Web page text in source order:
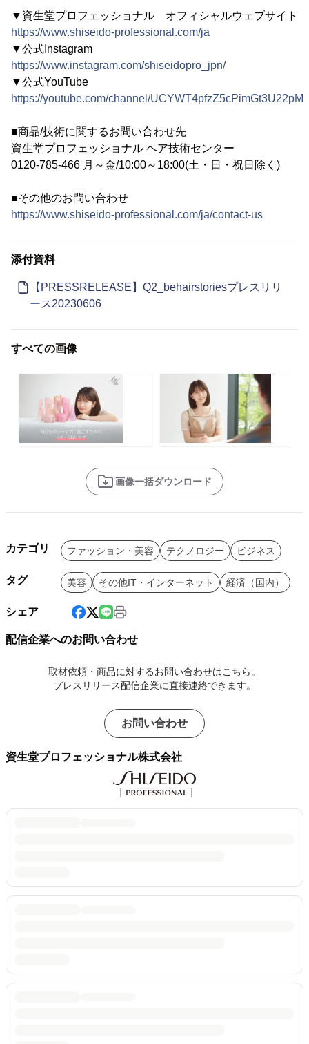
▼資生堂プロフェッショナル オフィシャルウェブサイト
https://www.shiseido-professional.com/ja
▼公式Instagram
https://www.instagram.com/shiseidopro_jpn/
▼公式YouTube
https://youtube.com/channel/
■商品/技術に関するお問い合わせ先
資生堂プロフェッショナル ヘア技術センター
0120-785-466 月～金/10:00～18:00(土・日・祝日除く)
■その他のお問い合わせ
https://www.shiseido-professional.com/ja/contact-us
添付資料
【PRESSRELEASE】Q2_behairstoriesプレスリリ
ース20230606
すべての画像
画像一括ダウンロード
カテゴリ ファッション・美容 テクノロジー ビジネス
タグ 美容 その他IT・インターネット 経済（国内）
シェア
配信企業へのお問い合わせ
取材依頼・商品に対するお問い合わせはこちら。
プレスリリース配信企業に直接連絡できます。
お問い合わせ
資生堂プロフェッショナル株式会社